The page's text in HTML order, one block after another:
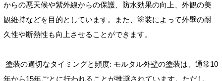
からの悪天候や紫外線からの保護、防水効果の向上、外観の美
観維持などを目的としています。また、塗装によって外壁の耐
久性や断熱性も向上させることができます。
塗装の適切なタイミングと頻度: モルタル外壁の塗装は、通常10
年から15年ごとに行われることが推奨されています。ただし、